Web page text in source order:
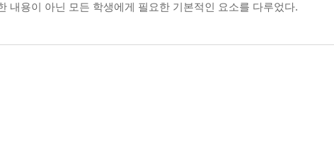
내용이 아닌 모든 학생에게 필요한 기본적인 요소를 다루었다.